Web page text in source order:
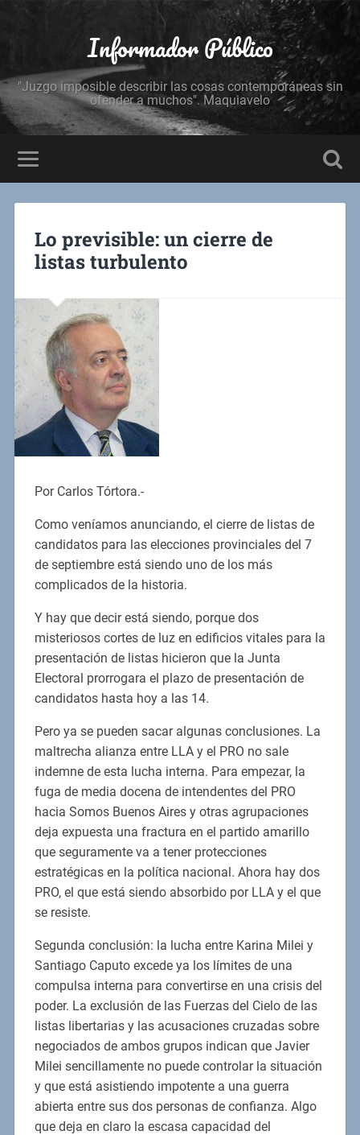
Informador Público
"Juzgo imposible describir las cosas contemporáneas sin
ofender a muchos". Maquiavelo
Lo previsible: un cierre de
listas turbulento
Por Carlos Tórtora.-
Como veníamos anunciando, el cierre de listas de
candidatos para las elecciones provinciales del 7
de septiembre está siendo uno de los más
complicados de la historia.
Y hay que decir está siendo, porque dos
misteriosos cortes de luz en edificios vitales para la
presentación de listas hicieron que la Junta
Electoral prorrogara el plazo de presentación de
candidatos hasta hoy a las 14.
Pero ya se pueden sacar algunas conclusiones. La
maltrecha alianza entre LLA y el PRO no sale
indemne de esta lucha interna. Para empezar, la
fuga de media docena de intendentes del PRO
hacia Somos Buenos Aires y otras agrupaciones
deja expuesta una fractura en el partido amarillo
que seguramente va a tener protecciones
estratégicas en la política nacional. Ahora hay dos
PRO, el que está siendo absorbido por LLA y el que
se resiste.
Segunda conclusión: la lucha entre Karina Milei y
Santiago Caputo excede ya los límites de una
compulsa interna para convertirse en una crisis del
poder. La exclusión de las Fuerzas del Cielo de las
listas libertarias y las acusaciones cruzadas sobre
negociados de ambos grupos indican que Javier
Milei sencillamente no puede controlar la situación
y que está asistiendo impotente a una guerra
abierta entre sus dos personas de confianza. Algo
que deja en claro la escasa capacidad del